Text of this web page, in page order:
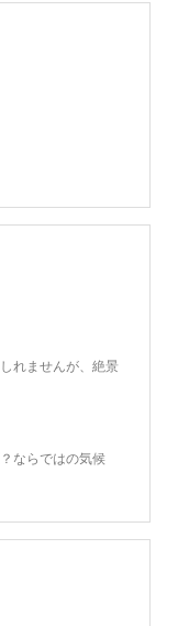
れませんが、絶景
ならではの気候